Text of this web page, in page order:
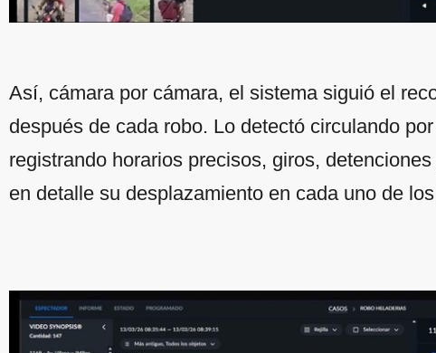
Así, cámara por cámara, el sistema siguió el
después de cada robo. Lo detectó circulando
registrando horarios precisos, giros,
en detalle su desplazamiento en cada uno de